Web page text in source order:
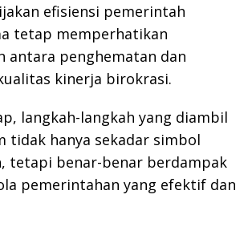
efisiensi pemerintah
tetap memperhatikan
antara penghematan dan
kinerja birokrasi.
langkah-langkah yang diambil
tidak hanya sekadar simbol
tetapi benar-benar berdampak
pemerintahan yang efektif dan